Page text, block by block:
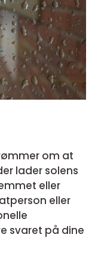
om at
lader solens
eller
eller
svaret på dine